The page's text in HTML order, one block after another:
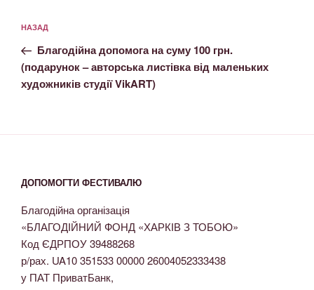
НАЗАД
Благодійна допомога на суму 100 грн.
(подарунок – авторська листівка від маленьких
художників студії VikART)
ДОПОМОГТИ ФЕСТИВАЛЮ
Благодійна організація
«БЛАГОДІЙНИЙ ФОНД «ХАРКІВ З ТОБОЮ»
Код ЄДРПОУ 39488268
р/рах. UA10 351533 00000 26004052333438
у ПАТ ПриватБанк,